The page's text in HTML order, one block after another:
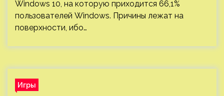
Windows 10, на которую приходится 66,1%
пользователей Windows. Причины лежат на
поверхности, ибо…
Игры